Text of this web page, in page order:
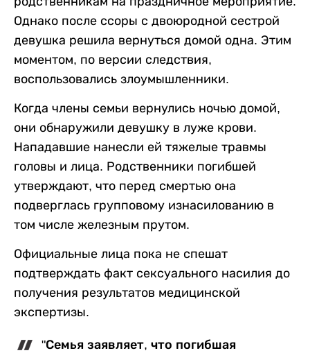
Однако после ссоры с двоюродной сестрой
девушка решила вернуться домой одна. Этим
моментом, по версии следствия,
воспользовались злоумышленники.
Когда члены семьи вернулись ночью домой,
они обнаружили девушку в луже крови.
Нападавшие нанесли ей тяжелые травмы
головы и лица. Родственники погибшей
утверждают, что перед смертью она
подверглась групповому изнасилованию в
том числе железным прутом.
Официальные лица пока не спешат
подтверждать факт сексуального насилия до
получения результатов медицинской
экспертизы.
"Семья заявляет, что погибшая